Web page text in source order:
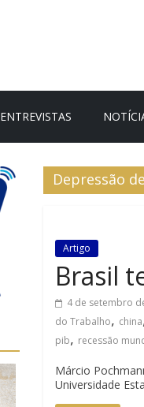
ENTREVISTAS
Depressão
Artigo
Brasil
4 de setembro
do Trabalho, china
pib, recessão
Márcio
Universidade